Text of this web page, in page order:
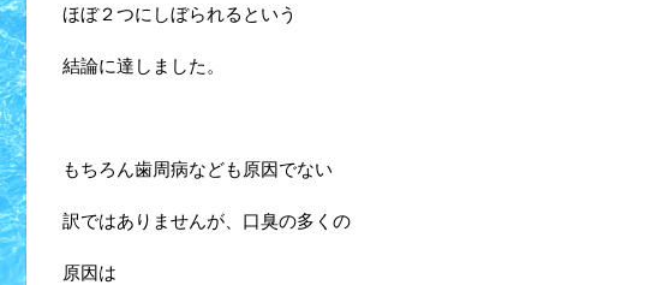
ほぼ２つにしぼられるという
結論に達しました。
もちろん歯周病なども原因でない
訳ではありませんが、口臭の多くの
原因は